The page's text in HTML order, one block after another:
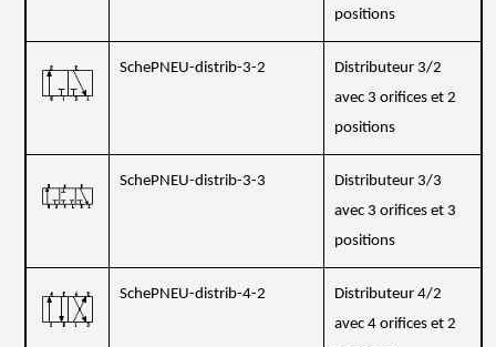
positions
SchePNEU-distrib-3-2
Distributeur 3/2
avec 3 orifices et 2
positions
SchePNEU-distrib-3-3
Distributeur 3/3
avec 3 orifices et 3
positions
SchePNEU-distrib-4-2
Distributeur 4/2
avec 4 orifices et 2